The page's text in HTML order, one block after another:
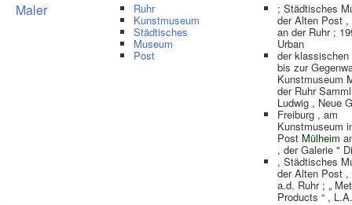
Maler Ruhr
Kunstmuseum
Städtisches
Museum
Post
; Städtisches
der Alten Post ,
an der Ruhr ;
Urban
der klassischen
bis zur
Kunstmuseum
der Ruhr
Ludwig , Neue
Freiburg , am
Kunstmuseum
Post Mülheim
, der Galerie "
, Städtisches
der Alten Post ,
a.d. Ruhr ; „
Products “ , L.A.